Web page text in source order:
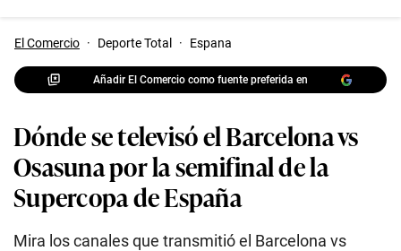
El Comercio · Deporte Total · Espana
Añadir El Comercio como fuente preferida en
Dónde se televisó el Barcelona vs
Osasuna por la semifinal de la
Supercopa de España
Mira los canales que transmitió el Barcelona vs